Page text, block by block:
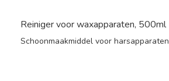
Reiniger voor waxapparaten, 500ml
Schoonmaakmiddel voor harsapparaten